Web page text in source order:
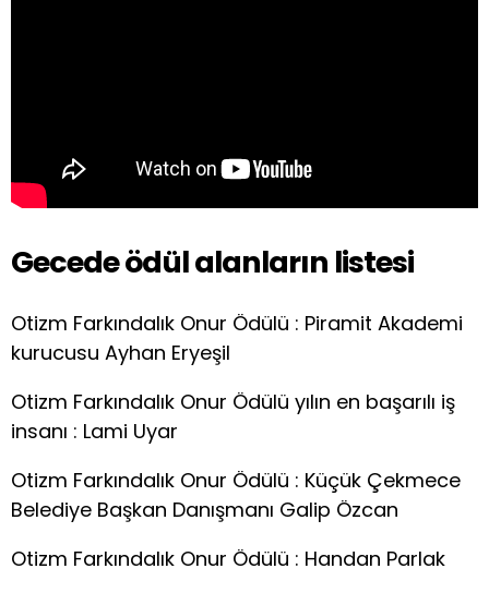
Gecede ödül alanların listesi
Otizm Farkındalık Onur Ödülü : Piramit Akademi
kurucusu Ayhan Eryeşil
Otizm Farkındalık Onur Ödülü yılın en başarılı iş
insanı : Lami Uyar
Otizm Farkındalık Onur Ödülü : Küçük Çekmece
Belediye Başkan Danışmanı Galip Özcan
Otizm Farkındalık Onur Ödülü : Handan Parlak